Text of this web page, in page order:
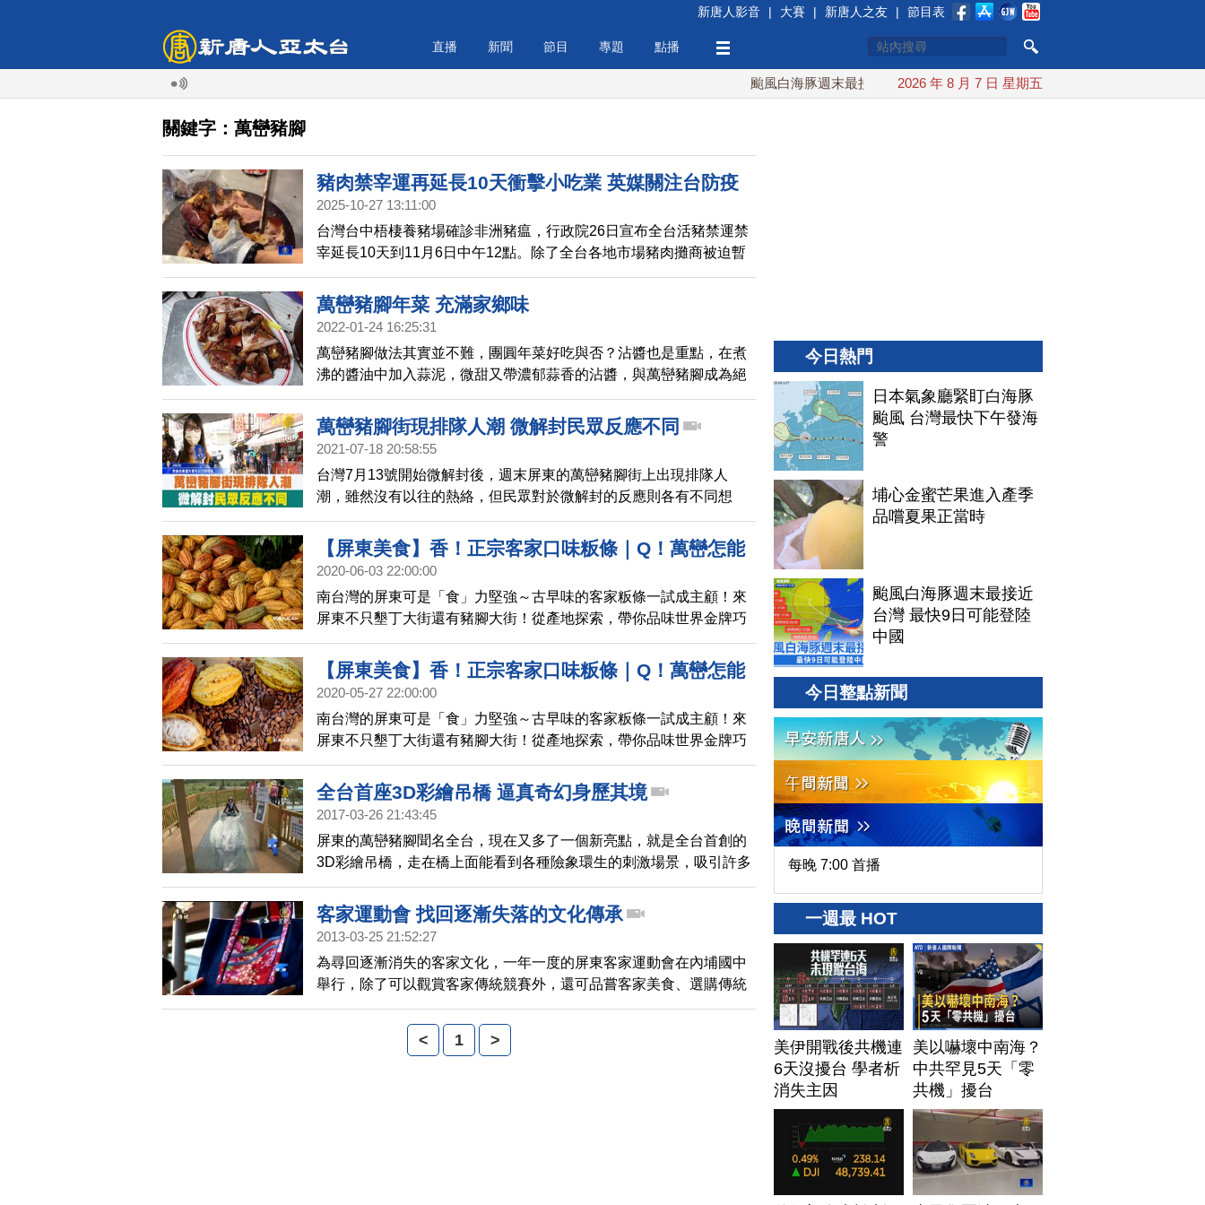
新唐人影音 | 大賽 | 新唐人之友 | 節目表
直播 新聞 節目 專題 點播
颱風白海豚週末最接近台灣 最快9日可能登陸中國
2026 年 8 月 7 日 星期五
關鍵字：萬巒豬腳
豬肉禁宰運再延長10天衝擊小吃業 英媒關注台防疫
2025-10-27 13:11:00
台灣台中梧棲養豬場確診非洲豬瘟，行政院26日宣布全台活豬禁運禁
宰延長10天到11月6日中午12點。除了全台各地市場豬肉攤商被迫暫
停營業，許多餐飲者也連帶受影響。英國媒體BBC也報導關心台灣這
次的防疫情形。
萬巒豬腳年菜 充滿家鄉味
2022-01-24 16:25:31
萬巒豬腳做法其實並不難，團圓年菜好吃與否？沾醬也是重點，在煮
沸的醬油中加入蒜泥，微甜又帶濃郁蒜香的沾醬，與萬巒豬腳成為絕
配。
萬巒豬腳街現排隊人潮 微解封民眾反應不同
2021-07-18 20:58:55
台灣7月13號開始微解封後，週末屏東的萬巒豬腳街上出現排隊人
潮，雖然沒有以往的熱絡，但民眾對於微解封的反應則各有不同想
法。
【屏東美食】香！正宗客家口味粄條｜Q！萬巒怎能
少了豬腳｜讚！開箱世界金牌巧克力！｜1000步的繽
紛台灣(345)
2020-06-03 22:00:00
南台灣的屏東可是「食」力堅強～古早味的客家粄條一試成主顧！來
屏東不只墾丁大街還有豬腳大街！從產地探索，帶你品味世界金牌巧
克力！
【屏東美食】香！正宗客家口味粄條｜Q！萬巒怎能
少了豬腳｜讚！開箱世界金牌巧克力！｜1000步的繽
紛台灣(345)預告
2020-05-27 22:00:00
南台灣的屏東可是「食」力堅強～古早味的客家粄條一試成主顧！來
屏東不只墾丁大街還有豬腳大街！從產地探索，帶你品味世界金牌巧
克力！
全台首座3D彩繪吊橋 逼真奇幻身歷其境
2017-03-26 21:43:45
屏東的萬巒豬腳聞名全台，現在又多了一個新亮點，就是全台首創的
3D彩繪吊橋，走在橋上面能看到各種險象環生的刺激場景，吸引許多
遊客前來體驗。
客家運動會 找回逐漸失落的文化傳承
2013-03-25 21:52:27
為尋回逐漸消失的客家文化，一年一度的屏東客家運動會在內埔國中
舉行，除了可以觀賞客家傳統競賽外，還可品嘗客家美食、選購傳統
藝品，一方面也讓年輕人有機會展現才華，文化傳承意味濃厚。
< 1 >
今日熱門
日本氣象廳緊盯白海豚
颱風 台灣最快下午發海
警
埔心金蜜芒果進入產季
品嚐夏果正當時
颱風白海豚週末最接近
台灣 最快9日可能登陸
中國
今日整點新聞
每晚 7:00 首播
一週最 HOT
美伊開戰後共機連
6天沒擾台 學者析
消失主因
美以嚇壞中南海？
中共罕見5天「零
共機」擾台